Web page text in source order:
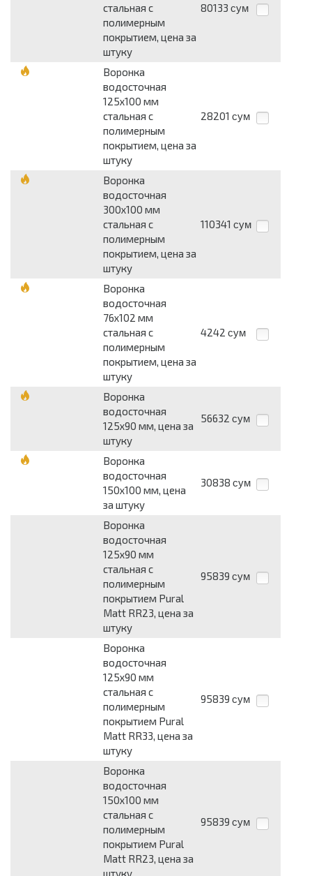
стальная с
полимерным
покрытием, цена за
штуку
80133 сум
Воронка
водосточная
125x100 мм
стальная с
полимерным
покрытием, цена за
штуку
28201 сум
Воронка
водосточная
300x100 мм
стальная с
полимерным
покрытием, цена за
штуку
110341 сум
Воронка
водосточная
76x102 мм
стальная с
полимерным
покрытием, цена за
штуку
4242 сум
Воронка
водосточная
125x90 мм, цена за
штуку
56632 сум
Воронка
водосточная
150x100 мм, цена
за штуку
30838 сум
Воронка
водосточная
125х90 мм
стальная с
полимерным
покрытием Pural
Matt RR23, цена за
штуку
95839 сум
Воронка
водосточная
125х90 мм
стальная с
полимерным
покрытием Pural
Matt RR33, цена за
штуку
95839 сум
Воронка
водосточная
150х100 мм
стальная с
полимерным
покрытием Pural
Matt RR23, цена за
штуку
95839 сум